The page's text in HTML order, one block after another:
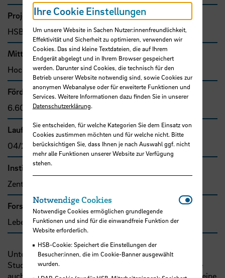
Projekttyp
HSB-intern gefördertes Projekt
Mittel- bzw. Auftragsgeber
Hochschule Bremen, F&E-Fonds
Förder- bzw. Auftragssumme
6.600,00 €
Laufzeit
04/2017 - 12/2018
Institut
Zentrum für Pflegeforschung und Beratung
Forschungs- und Transfercluster
Lebensqualität
Unter dem Begriff „Missed Nursing Care“ (MNC) sind
Studien versammelt, die neben nicht gegebener Pflege
auch nicht vollendete oder zu spät erfolgte Pflege und eine
Ihre Cookie Einstellungen
Um unsere Website in Sachen Nutzer:innenfreundlichkeit,
Effektivität und Sicherheit zu optimieren, verwenden wir
Cookies. Das sind kleine Textdateien, die auf Ihrem
Endgerät abgelegt und in Ihrem Browser gespeichert
werden. Darunter sind Cookies, die technisch für den
Betrieb unserer Website notwendig sind, sowie Cookies zur
anonymen Webanalyse oder für erweiterte Funktionen und
Services. Weitere Informationen dazu finden Sie in unserer
Datenschutzerklärung.
Sie entscheiden, für welche Kategorien Sie dem Einsatz von
Cookies zustimmen möchten und für welche nicht. Bitte
berücksichtigen Sie, dass Ihnen je nach Auswahl ggf. nicht
mehr alle Funktionen unserer Website zur Verfügung
stehen.
Notwendige Cookies
Notwendige Cookies ermöglichen grundlegende
Funktionen und sind für die einwandfreie Funktion der
Website erforderlich.
HSB-Cookie: Speichert die Einstellungen der
Besucher:innen, die im Cookie-Banner ausgewählt
wurden.